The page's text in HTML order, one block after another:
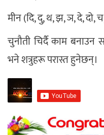
मीन (दि, दु, थ, झ, ञ, दे, दो,
चुनौती चिर्दै काम
भने शत्रुहरू परास्त हुनेछन्।